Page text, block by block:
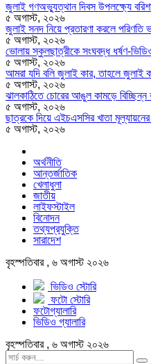
জুলাই গণঅভ্যুত্থান দিবস উপলক্ষ্যে
৫ অগাস্ট, ২০২৬
জুলাই সনদ নিয়ে প্রতারণা করলে
৫ অগাস্ট, ২০২৬
ভোলায় স্কুলছাত্রীকে সংঘবদ্ধ ধর্ষণ-
৫ অগাস্ট, ২০২৬
আমরা যদি বলি জুলাই কার, তাহলে জুলাই
৫ অগাস্ট, ২০২৬
ঝালকাঠিতে চোরের আঙুল কামড়ে
৫ অগাস্ট, ২০২৬
ছাত্রকে দিয়ে এইচএসসির খাতা
৫ অগাস্ট, ২০২৬
অর্থনীতি
আন্তর্জাতিক
খেলাধুলা
জাতীয়
লাইফস্টাইল
বিনোদন
তথ্যপ্রযুক্তি
সারাদেশ
বৃহস্পতিবার , ৬ অগাস্ট ২০২৬
ভিডিও স্টোরি
ফটো স্টোরি
ফটোগ্যালারি
ভিডিও গ্যালারি
বৃহস্পতিবার , ৬ অগাস্ট ২০২৬